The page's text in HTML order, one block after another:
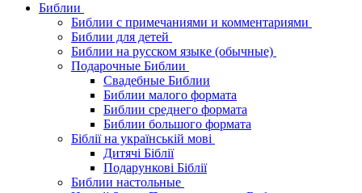
Библии
Библии с примечаниями и комментариями
Библии для детей
Библии на русском языке (обычные)
Подарочные Библии
Свадебные Библии
Библии малого формата
Библии среднего формата
Библии большого формата
Біблії на українській мові
Дитячі Біблії
Подарункові Біблії
Библии настольные